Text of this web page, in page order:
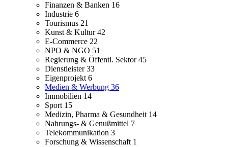
Finanzen & Banken 16
Industrie 6
Tourismus 21
Kunst & Kultur42
E-Commerce 22
NPO & NGO 51
Regierung & Öffentl. Sektor45
Dienstleister33
Eigenprojekt 6
Medien & Werbung 36
Immobilien 14
Sport 15
Medizin, Pharma & Gesundheit 14
Nahrungs- & Genußmittel 7
Telekommunikation 3
Forschung & Wissenschaft 1